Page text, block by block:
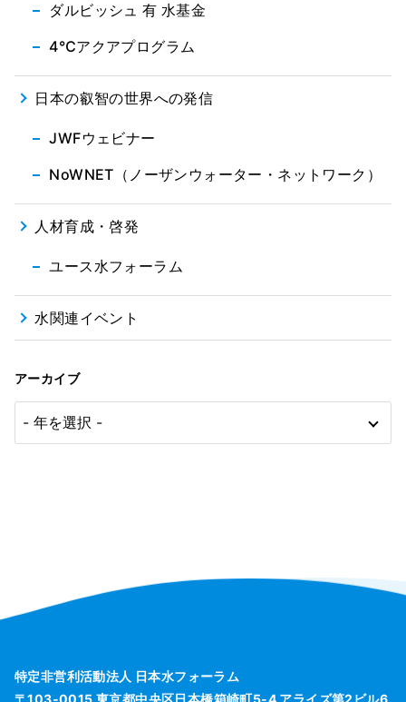
ダルビッシュ 有 水基金
4℃アクアプログラム
日本の叡智の世界への発信
JWFウェビナー
NoWNET（ノーザンウォーター・ネットワーク）
人材育成・啓発
ユース水フォーラム
水関連イベント
アーカイブ
特定非営利活動法人 日本水フォーラム